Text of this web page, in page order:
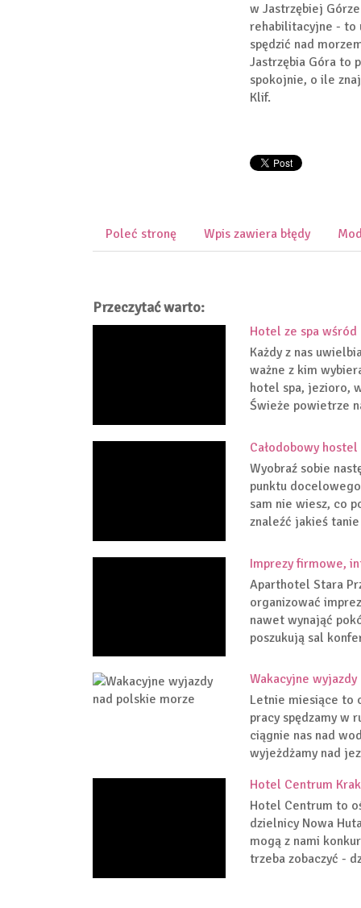
w Jastrzębiej
rehabilitacyjne - to
spędzić nad
Jastrzębia Góra to
spokojnie, o ile
Klif.
Poleć stronę Wpis zawiera błędy
Przeczytać warto:
Hotel ze spa
Każdy z nas
ważne z kim
hotel spa, jezioro,
Świeże powietrze
Całodobowy
Wyobraź sobie
punktu
sam nie wiesz, co
znaleźć jakieś
Imprezy firmowe,
Aparthotel Stara
organizować
nawet wynająć
poszukują sal
Wakacyjne
Letnie miesiące to
pracy spędzamy w
ciągnie nas nad
wyjeżdżamy nad
Hotel Centrum
Hotel Centrum to
dzielnicy Nowa
mogą z nami
trzeba zobaczyć -